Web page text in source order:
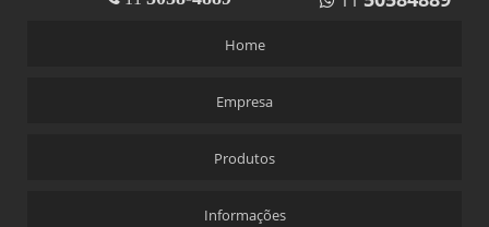
Home
Empresa
Produtos
Informações